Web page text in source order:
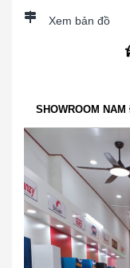
Xem bản đồ
SHOWROOM NAM